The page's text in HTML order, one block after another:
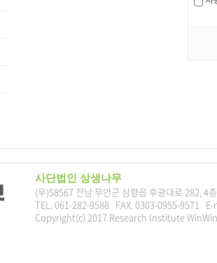
사단법인 상생나무
(우)58567 전남 무안군 삼향읍 후광대로 282, 4층
TEL. 061-282-9588 FAX. 0303-0955-9571
Copyright(c) 2017 Research Institute